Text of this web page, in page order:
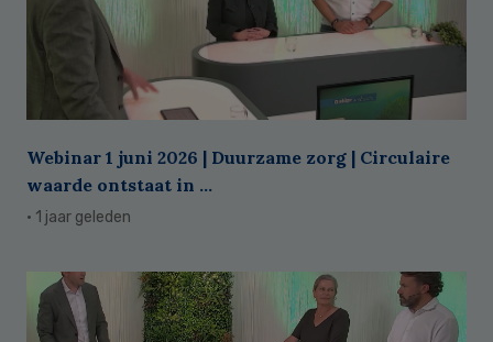
Webinar 1 juni 2026 | Duurzame zorg | Circulaire
waarde ontstaat in ...
· 1 jaar geleden